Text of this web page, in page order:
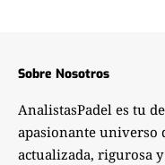
Sobre Nosotros
AnalistasPadel es tu
apasionante universo
actualizada, rigurosa